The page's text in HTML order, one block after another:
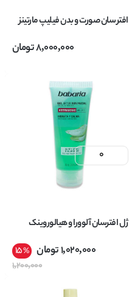
افتر سان صورت و بدن فیلیپ مارتینز
8,000,000تومان
ژل افترسان آلوورا و هیالوروینک
1,020,000تومان 15%
1,200,000